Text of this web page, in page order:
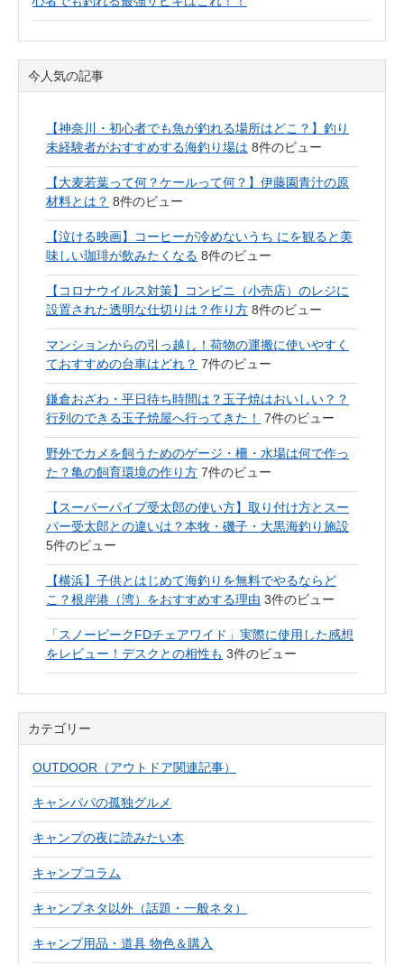
今人気の記事
【神奈川・初心者でも魚が釣れる場所はどこ？】釣り
未経験者がおすすめする海釣り場は 8件のビュー
【大麦若葉って何？ケールって何？】伊藤園青汁の原
材料とは？ 8件のビュー
【泣ける映画】コーヒーが冷めないうち にを観ると美
味しい珈琲が飲みたくなる 8件のビュー
【コロナウイルス対策】コンビニ（小売店）のレジに
設置された透明な仕切りは？作り方 8件のビュー
マンションからの引っ越し！荷物の運搬に使いやすく
ておすすめの台車はどれ？ 7件のビュー
鎌倉おざわ・平日待ち時間は？玉子焼はおいしい？？
行列のできる玉子焼屋へ行ってきた！
7件のビュー
野外でカメを飼うためのゲージ・柵・水場は何で作っ
た？亀の飼育環境の作り方 7件のビュー
【スーパーパイプ受太郎の使い方】取り付け方とスー
パー受太郎との違いは？本牧・磯子・大黒海釣り施設
5件のビュー
【横浜】子供とはじめて海釣りを無料でやるならど
こ？根岸港（湾）をおすすめする理由 3件のビュー
「スノーピークFDチェアワイド」実際に使用した感想
をレビュー！デスクとの相性も 3件のビュー
カテゴリー
OUTDOOR（アウトドア関連記事）
キャンパパの孤独グルメ
キャンプの夜に読みたい本
キャンプコラム
キャンプネタ以外（話題・一般ネタ）
キャンプ用品・道具 物色＆購入